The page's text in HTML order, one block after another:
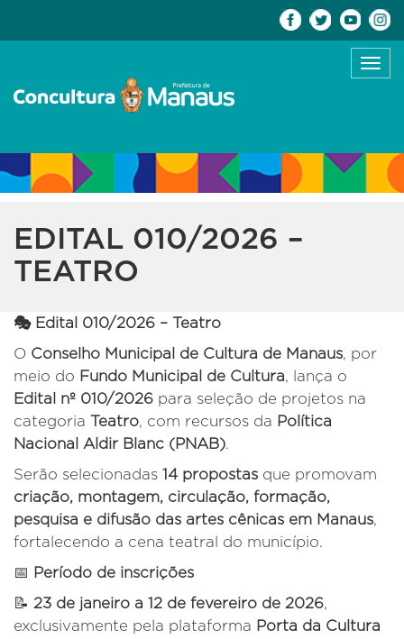
EDITAL 010/2026 –
TEATRO
🎭 Edital 010/2026 – Teatro
O Conselho Municipal de Cultura de Manaus, por
meio do Fundo Municipal de Cultura, lança o
Edital nº 010/2026 para seleção de projetos na
categoria Teatro, com recursos da Política
Nacional Aldir Blanc (PNAB).
Serão selecionadas 14 propostas que promovam
criação, montagem, circulação, formação,
pesquisa e difusão das artes cênicas em Manaus,
fortalecendo a cena teatral do município.
📅 Período de inscrições
📝 23 de janeiro a 12 de fevereiro de 2026,
exclusivamente pela plataforma Porta da Cultura